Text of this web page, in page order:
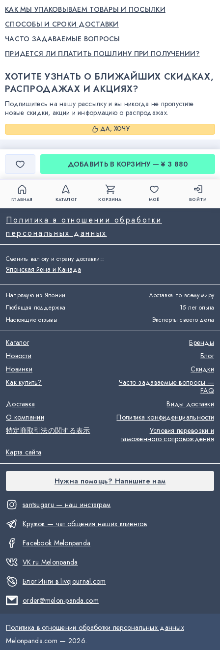
КАК МЫ УПАКОВЫВАЕМ ТОВАРЫ И ПОСЫЛКИ
СПОСОБЫ И СРОКИ ДОСТАВКИ
ЧАСТО ЗАДАВАЕМЫЕ ВОПРОСЫ
ПРИДЕТСЯ ЛИ ПЛАТИТЬ ПОШЛИНУ ПРИ ПОЛУЧЕНИИ?
ХОТИТЕ УЗНАТЬ О БЛИЖАЙШИХ СКИДКАХ,
РАСПРОДАЖАХ И АКЦИЯХ?
Подпишитесь на нашу рассылку и вы никогда не пропустите
новые скидки, акции и информацию о распродажах.
ДА, ХОЧУ
ДОБАВИТЬ В КОРЗИНУ — ¥ 3 880
ГЛАВНАЯ КАТАЛОГ КОРЗИНА МОЁ ВОЙТИ
Напрямую из Японии
Доставка по всему миру
Любящая поддержка
15 лет опыта
Настоящие отзывы
Эксперты своего дела
santsugaru — наш инстаграм
Кружок — чат общения наших клиентов
Facebook Melonpanda
VK.ru Melonpanda
Блог Инги в livejournal.com
order@melon-panda.com
Политика в отношении обработки
персональных данных
Каталог
Бренды
Новости
Блог
Новинки
Скидки
Как купить?
Часто задаваемые вопросы —
FAQ
Доставка
Виды доставки
О компании
Политика конфиденциальности
特定商取引法の関する表示
Условия перевозки и
таможенного сопровождения
Карта сайта
Сменить валюту и страну доставки::
Японская йена и Канада
Нужна помощь? Напишите нам
Политика в отношении обработки персональных данных
Melonpanda.com — 2026.